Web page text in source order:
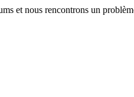
et nous rencontrons un